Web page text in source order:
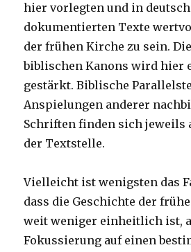
hier vorlegten und in
dokumentierten Texte
der frühen Kirche zu sein.
biblischen Kanons wird hier
gestärkt. Biblische
Anspielungen anderer
Schriften finden sich jeweils
der Textstelle.
Vielleicht ist wenigsten das
dass die Geschichte der
weit weniger einheitlich ist,
Fokussierung auf einen